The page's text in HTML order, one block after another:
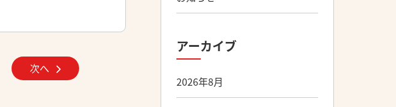
次へ
アーカイブ
2026年8月